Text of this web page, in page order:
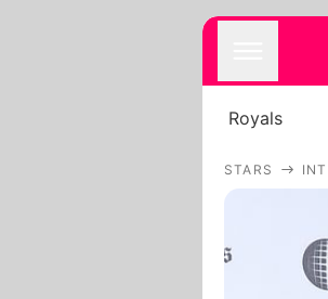
Royals
STARS